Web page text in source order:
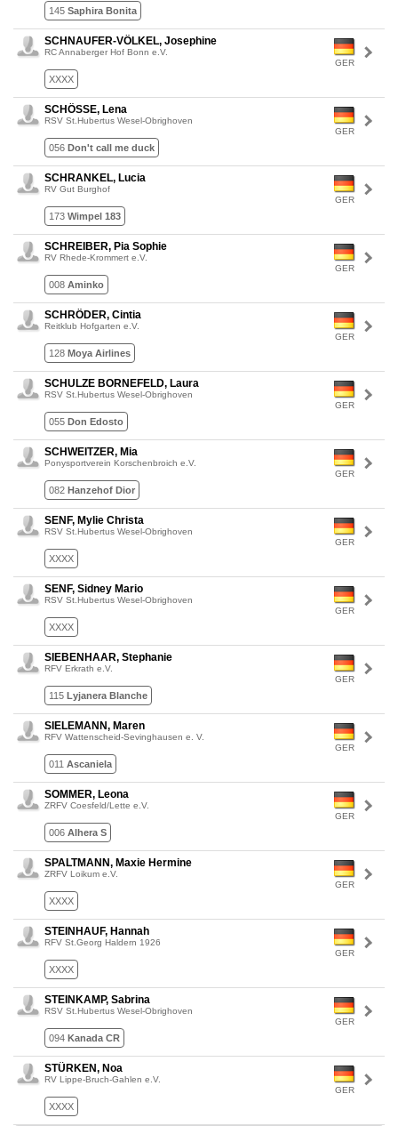
145 Saphira Bonita
GER
SCHNAUFER-VÖLKEL, Josephine
RC Annaberger Hof Bonn e.V.
XXXX
GER
SCHÖSSE, Lena
RSV St.Hubertus Wesel-Obrighoven
056 Don't call me duck
GER
SCHRANKEL, Lucia
RV Gut Burghof
173 Wimpel 183
GER
SCHREIBER, Pia Sophie
RV Rhede-Krommert e.V.
008 Aminko
GER
SCHRÖDER, Cintia
Reitklub Hofgarten e.V.
128 Moya Airlines
GER
SCHULZE BORNEFELD, Laura
RSV St.Hubertus Wesel-Obrighoven
055 Don Edosto
GER
SCHWEITZER, Mia
Ponysportverein Korschenbroich e.V.
082 Hanzehof Dior
GER
SENF, Mylie Christa
RSV St.Hubertus Wesel-Obrighoven
XXXX
GER
SENF, Sidney Mario
RSV St.Hubertus Wesel-Obrighoven
XXXX
GER
SIEBENHAAR, Stephanie
RFV Erkrath e.V.
115 Lyjanera Blanche
GER
SIELEMANN, Maren
RFV Wattenscheid-Sevinghausen e. V.
011 Ascaniela
GER
SOMMER, Leona
ZRFV Coesfeld/Lette e.V.
006 Alhera S
GER
SPALTMANN, Maxie Hermine
ZRFV Loikum e.V.
XXXX
GER
STEINHAUF, Hannah
RFV St.Georg Haldern 1926
XXXX
GER
STEINKAMP, Sabrina
RSV St.Hubertus Wesel-Obrighoven
094 Kanada CR
GER
STÜRKEN, Noa
RV Lippe-Bruch-Gahlen e.V.
XXXX